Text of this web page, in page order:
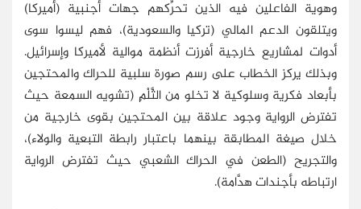
وهوية الفاعلين فيه الذين تحرِّكهم جهات أجنبية (أميركا)
ويتلقون الدعم المالي (تركيا والسعودية)، فهم ليسوا سوى
أدوات لمشاريع خارجية أفرزت أنظمة موالية لأميركا وإسرائيل.
وبذلك يركز الخطاب على رسم صورة سلبية للحراك والمحتجين
بأبعاد فكرية وسلوكية لا تخلو من الثَّلْمِ (تشويه السمعة حيث
تفترض الرواية وجود علاقة بين المحتجين بقوى خارجية من
خلال صيغة المطابقة بينهما باعتبار رابطة التبعية والولاء)،
والتجريح (الطعن في الحراك الشعبي حيث تفترض الرواية
ارتباطه بأجندات هدَّامة).